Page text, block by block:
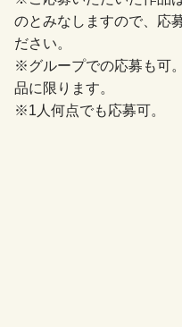
のとみなしますので、応
ださい。
※グループでの応募も可
品に限ります。
※1人何点でも応募可。